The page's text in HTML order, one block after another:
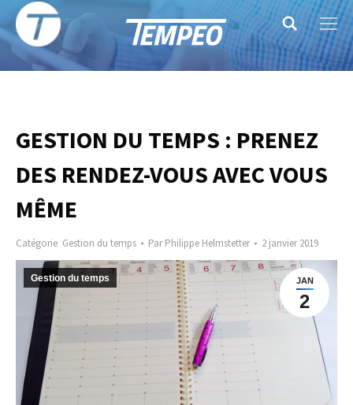
Search:
GESTION DU TEMPS : PRENEZ
DES RENDEZ-VOUS AVEC VOUS
MÊME
Catégorie Gestion du temps ParPhilippe Helmstetter 2 janvier 2019
JAN
2
Gestion du temps